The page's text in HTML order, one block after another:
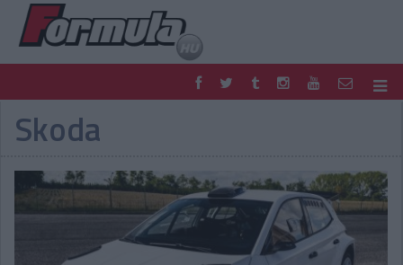
F1
FORMULA
RETRO
EGYÉB
PODCAST
SHOP
TIPPJÁTÉK
DIGITÁLIS MAGAZIN
PONTÁLLÁSOK
Skoda